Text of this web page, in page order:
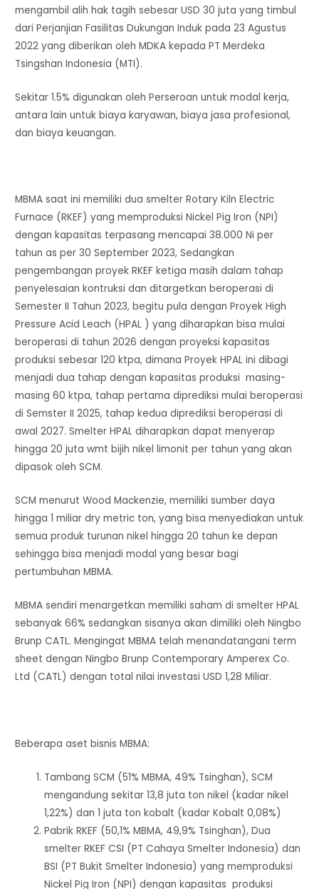
mengambil alih hak tagih sebesar USD 30 juta yang timbul
dari Perjanjian Fasilitas Dukungan Induk pada 23 Agustus
2022 yang diberikan oleh MDKA kepada PT Merdeka
Tsingshan Indonesia (MTI).
Sekitar 1.5% digunakan oleh Perseroan untuk modal kerja,
antara lain untuk biaya karyawan, biaya jasa profesional,
dan biaya keuangan.
MBMA saat ini memiliki dua smelter Rotary Kiln Electric
Furnace (RKEF) yang memproduksi Nickel Pig Iron (NPI)
dengan kapasitas terpasang mencapai 38.000 Ni per
tahun as per 30 September 2023, Sedangkan
pengembangan proyek RKEF ketiga masih dalam tahap
penyelesaian kontruksi dan ditargetkan beroperasi di
Semester II Tahun 2023, begitu pula dengan Proyek High
Pressure Acid Leach (HPAL ) yang diharapkan bisa mulai
beroperasi di tahun 2026 dengan proyeksi kapasitas
produksi sebesar 120 ktpa, dimana Proyek HPAL ini dibagi
menjadi dua tahap dengan kapasitas produksi masing-
masing 60 ktpa, tahap pertama diprediksi mulai beroperasi
di Semster II 2025, tahap kedua diprediksi beroperasi di
awal 2027. Smelter HPAL diharapkan dapat menyerap
hingga 20 juta wmt bijih nikel limonit per tahun yang akan
dipasok oleh SCM.
SCM menurut Wood Mackenzie, memiliki sumber daya
hingga 1 miliar dry metric ton, yang bisa menyediakan untuk
semua produk turunan nikel hingga 20 tahun ke depan
sehingga bisa menjadi modal yang besar bagi
pertumbuhan MBMA.
MBMA sendiri menargetkan memiliki saham di smelter HPAL
sebanyak 66% sedangkan sisanya akan dimiliki oleh Ningbo
Brunp CATL. Mengingat MBMA telah menandatangani term
sheet dengan Ningbo Brunp Contemporary Amperex Co.
Ltd (CATL) dengan total nilai investasi USD 1,28 Miliar.
Beberapa aset bisnis MBMA:
Tambang SCM (51% MBMA, 49% Tsinghan), SCM
mengandung sekitar 13,8 juta ton nikel (kadar nikel
1,22%) dan 1 juta ton kobalt (kadar Kobalt 0,08%)
Pabrik RKEF (50,1% MBMA, 49,9% Tsinghan), Dua
smelter RKEF CSI (PT Cahaya Smelter Indonesia) dan
BSI (PT Bukit Smelter Indonesia) yang memproduksi
Nickel Pig Iron (NPI) dengan kapasitas produksi